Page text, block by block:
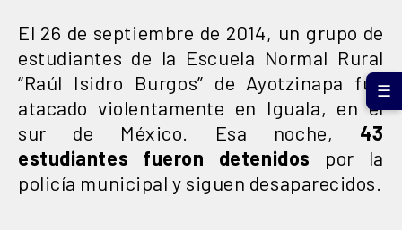
El 26 de septiembre de 2014, un grupo de
estudiantes de la Escuela Normal Rural
“Raúl Isidro Burgos” de Ayotzinapa fue
atacado violentamente en Iguala, en el
sur de México. Esa noche, 43
estudiantes fueron detenidos por la
policía municipal y siguen desaparecidos.
☰